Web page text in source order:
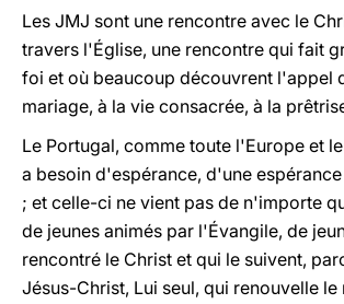
Les JMJ sont une rencontre avec le
travers l'Église, une rencontre qui fait
foi et où beaucoup découvrent l'appel
mariage, à la vie consacrée, à la
Le Portugal, comme toute l'Europe et
a besoin d'espérance, d'une
; et celle-ci ne vient pas de n'importe
de jeunes animés par l'Évangile, de
rencontré le Christ et qui le suivent,
Jésus-Christ, Lui seul, qui renouvelle le